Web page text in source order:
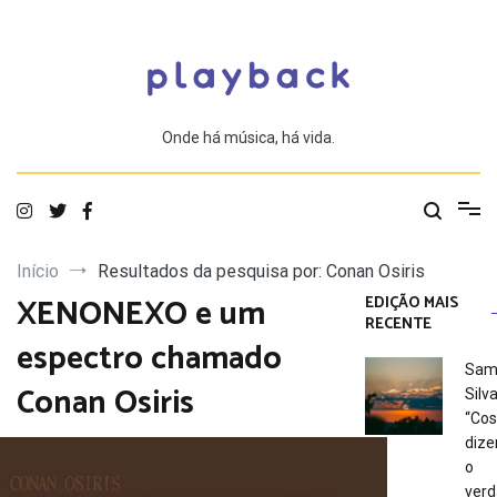
Onde há música, há vida.
Início Resultados da pesquisa por: Conan Osiris
XENONEXO e um
espectro chamado
Conan Osiris
EDIÇÃO MAIS
RECENTE
o